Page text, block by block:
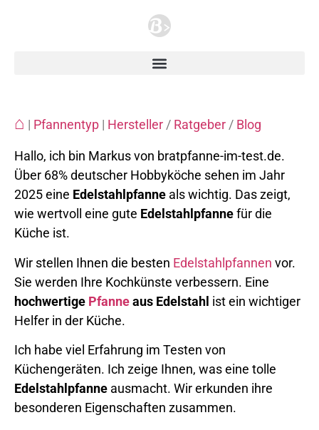
⌂ | Pfannentyp | Hersteller / Ratgeber / Blog
Hallo, ich bin Markus von bratpfanne-im-test.de.
Über 68% deutscher Hobbyköche sehen im Jahr
2025 eine Edelstahlpfanne als wichtig. Das zeigt,
wie wertvoll eine gute Edelstahlpfannefür die
Küche ist.
Wir stellen Ihnen die besten Edelstahlpfannen vor.
Sie werden Ihre Kochkünste verbessern. Eine
hochwertige Pfanneaus Edelstahl ist ein wichtiger
Helfer in der Küche.
Ich habe viel Erfahrung im Testen von
Küchengeräten. Ich zeige Ihnen, was eine tolle
Edelstahlpfanne ausmacht. Wir erkunden ihre
besonderen Eigenschaften zusammen.